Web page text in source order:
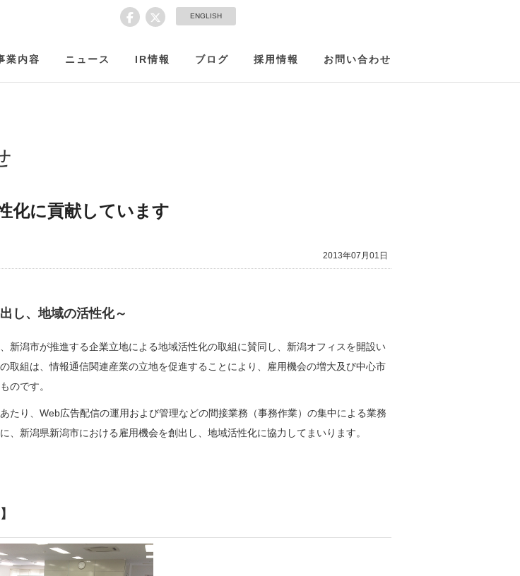
ENGLISH
業内容 ニュース IR情報 ブログ 採用情報 お問い合わせ
化に貢献しています
2013年07月01日
し、地域の活性化～
新潟市が推進する企業立地による地域活性化の取組に賛同し、新潟オフィスを開設い
取組は、情報通信関連産業の立地を促進することにより、雇用機会の増大及び中心市
のです。
たり、Web広告配信の運用および管理などの間接業務（事務作業）の集中による業務
、新潟県新潟市における雇用機会を創出し、地域活性化に協力してまいります。